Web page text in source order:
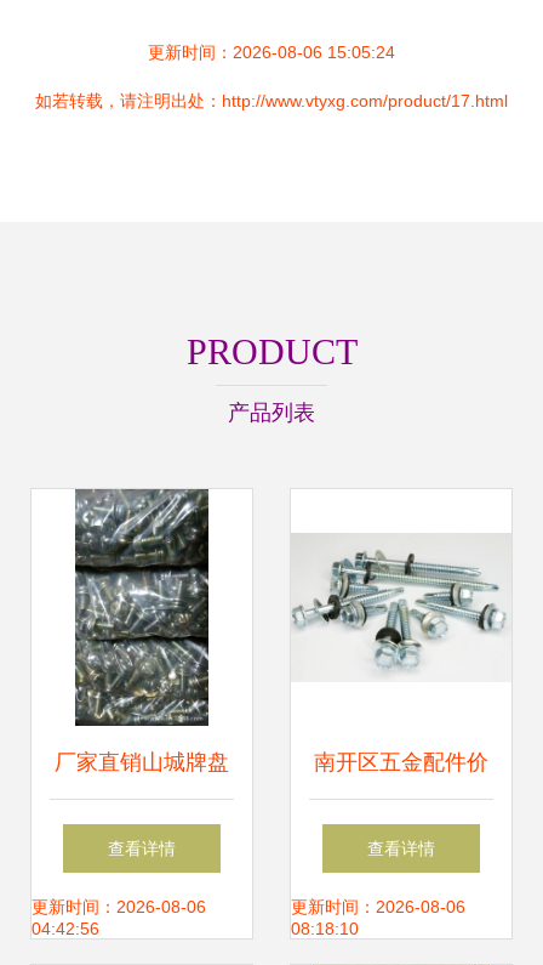
更新时间：2026-08-06 15:05:24
如若转载，请注明出处：http://www.vtyxg.com/product/17.html
PRODUCT
产品列表
厂家直销山城牌盘
头三组合螺丝 一站
式紧固解决方案
查看详情
更新时间：2026-08-06
04:42:56
南开区五金配件价
格普降，零售市场
迎来采购良机
查看详情
更新时间：2026-08-06
08:18:10